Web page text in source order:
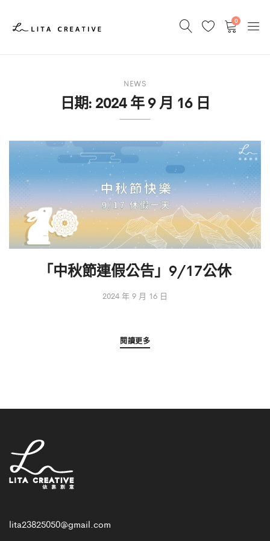
0
NEWS
日期: 2024 年 9 月 16 日
「中秋節連假公告」9/17公休
2024 年 9 月 16 日
閱讀更多
lita23825050@gmail.com